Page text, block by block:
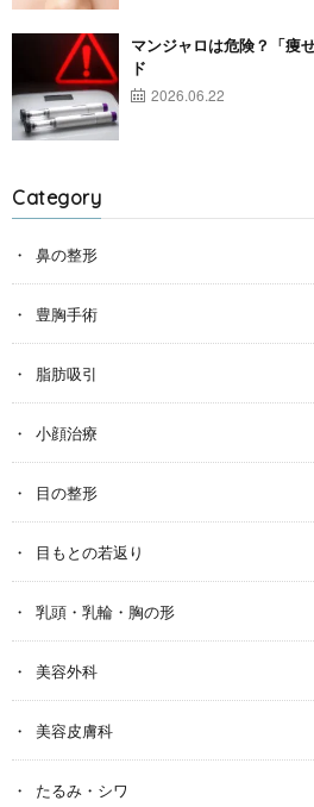
マンジャロは危険？「痩
ド
2026.06.22
Category
鼻の整形
豊胸手術
脂肪吸引
小顔治療
目の整形
目もとの若返り
乳頭・乳輪・胸の形
美容外科
美容皮膚科
たるみ・シワ